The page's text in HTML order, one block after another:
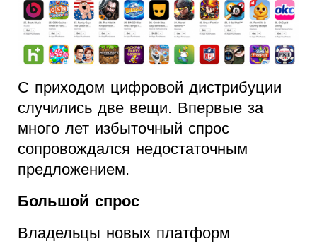
С приходом цифровой дистрибуции
случились две вещи. Впервые за
много лет избыточный спрос
сопровождался недостаточным
предложением.
Большой спрос
Владельцы новых платформ